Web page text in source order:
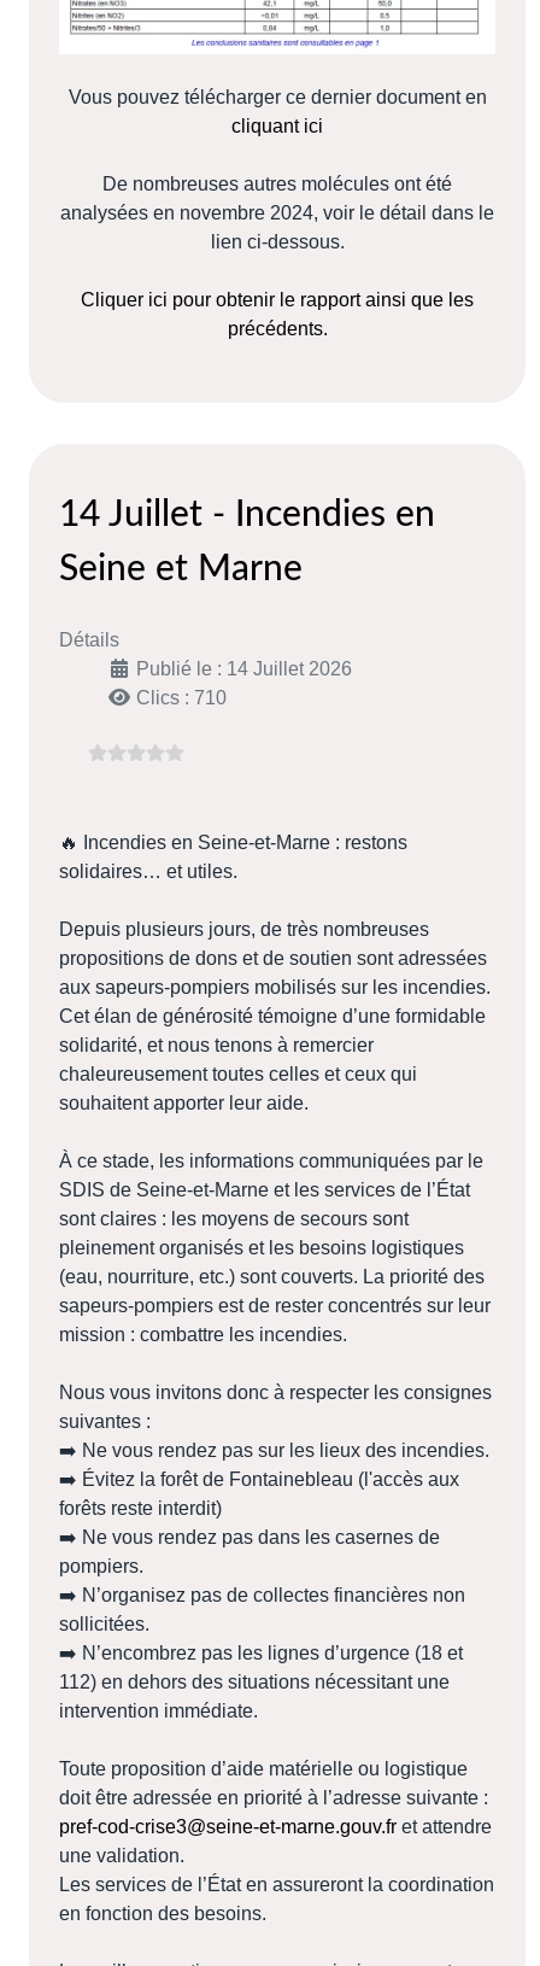
Vous pouvez télécharger ce dernier document en
cliquant ici
De nombreuses autres molécules ont été
analysées en novembre 2024, voir le détail dans le
lien ci-dessous.
Cliquer ici pour obtenir le rapport ainsi que les
précédents.
14 Juillet - Incendies en
Seine et Marne
Détails
Publié le : 14 Juillet 2026
Clics : 710
🔥 Incendies en Seine-et-Marne : restons
solidaires… et utiles.
Depuis plusieurs jours, de très nombreuses
propositions de dons et de soutien sont adressées
aux sapeurs-pompiers mobilisés sur les incendies.
Cet élan de générosité témoigne d’une formidable
solidarité, et nous tenons à remercier
chaleureusement toutes celles et ceux qui
souhaitent apporter leur aide.
À ce stade, les informations communiquées par le
SDIS de Seine-et-Marne et les services de l’État
sont claires : les moyens de secours sont
pleinement organisés et les besoins logistiques
(eau, nourriture, etc.) sont couverts. La priorité des
sapeurs-pompiers est de rester concentrés sur leur
mission : combattre les incendies.
Nous vous invitons donc à respecter les consignes
suivantes :
➡️ Ne vous rendez pas sur les lieux des incendies.
➡️ Évitez la forêt de Fontainebleau (l'accès aux
forêts reste interdit)
➡️ Ne vous rendez pas dans les casernes de
pompiers.
➡️ N’organisez pas de collectes financières non
sollicitées.
➡️ N’encombrez pas les lignes d’urgence (18 et
112) en dehors des situations nécessitant une
intervention immédiate.
Toute proposition d’aide matérielle ou logistique
doit être adressée en priorité à l’adresse suivante :
pref-cod-crise3@seine-et-marne.gouv.fr et attendre
une validation.
Les services de l’État en assureront la coordination
en fonction des besoins.